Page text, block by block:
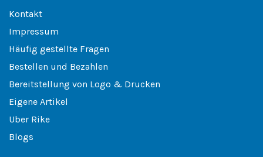
Kontakt
Impressum
Häufig gestellte Fragen
Bestellen und Bezahlen
Bereitstellung von Logo & Drucken
Eigene Artikel
Uber Rike
Blogs